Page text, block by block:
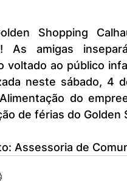
As amigas
voltado ao público
neste sábado, 4
do
de férias do Golden
Assessoria de